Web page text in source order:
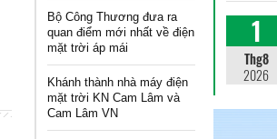
Bộ Công Thương đưa ra
quan điểm mới nhất về điện
mặt trời áp mái
Khánh thành nhà máy điện
mặt trời KN Cam Lâm và
Cam Lâm VN
1
Thg8
2026